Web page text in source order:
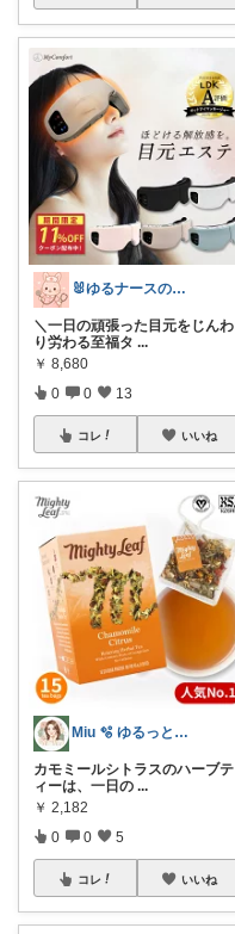
🐰ゆるナースの愛用品ROOM🐰
＼一日の頑張った目元をじんわ
り労わる至福タ ...
￥ 8,680
0 0 13
コレ いいね
Miu 🫧 ゆるっと自分磨き。
カモミールシトラスのハーブテ
ィーは、一日の ...
￥ 2,182
0 0 5
コレ いいね